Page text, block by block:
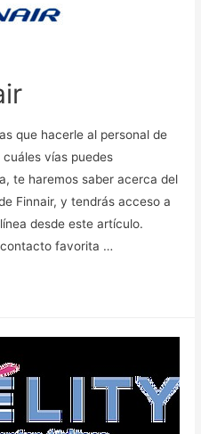
que hacerle al personal de
vías puedes
te haremos saber acerca del
Finnair, y tendrás acceso a
desde este artículo.
favorita …